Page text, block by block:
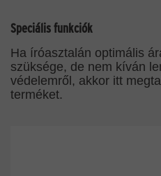
Speciális funkciók
Ha íróasztalán optimális
szüksége, de nem kíván
védelemről, akkor itt
terméket.